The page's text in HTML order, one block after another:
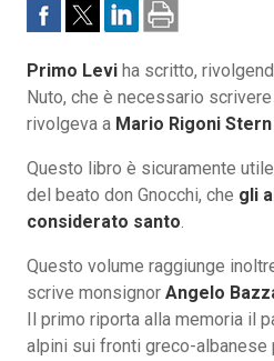
Primo Levi ha scritto,
Nuto, che è necessario
rivolgeva a Mario Rigoni Stern
Questo libro è sicuramente
del beato don Gnocchi, che gli
considerato santo.
Questo volume raggiunge
scrive monsignor Angelo
Il primo riporta alla memoria il
alpini sui fronti greco-albanese